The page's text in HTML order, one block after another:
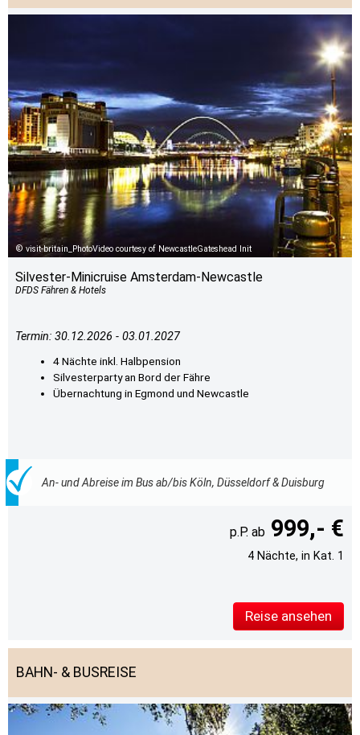
visit-britain_PhotoVideo courtesy of NewcastleGateshead Init
Silvester-Minicruise Amsterdam-Newcastle
DFDS Fähren & Hotels
Termin: 30.12.2026 - 03.01.2027
4 Nächte inkl. Halbpension
Silvesterparty an Bord der Fähre
Übernachtung in Egmond und Newcastle
An- und Abreise im Bus ab/bis Köln, Düsseldorf & Duisburg
999,- €
4 Nächte, in Kat. 1
Reise ansehen
BAHN- & BUSREISE